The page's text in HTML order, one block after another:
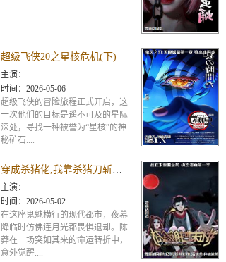
超级飞侠20之星核危机(下)
主演：
时间： 2026-05-06
超级飞侠的冒险旅程正式开启，这
一次他们的目标是遥不可及的星际
深处，寻找一种被誉为“星核”的神
秘矿石....
穿成杀猪佬,我靠杀猪刀斩百鬼 动态漫画
主演：
时间： 2026-05-02
在这座鬼魅横行的现代都市，夜幕
降临时仿佛连月光都畏惧退却。陈
莽在一场突如其来的命运转折中，
意外觉醒....